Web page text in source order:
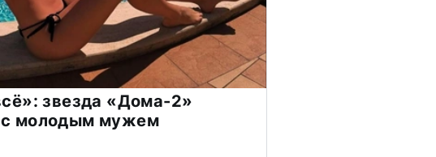
звезда «Дома-2»
с молодым мужем